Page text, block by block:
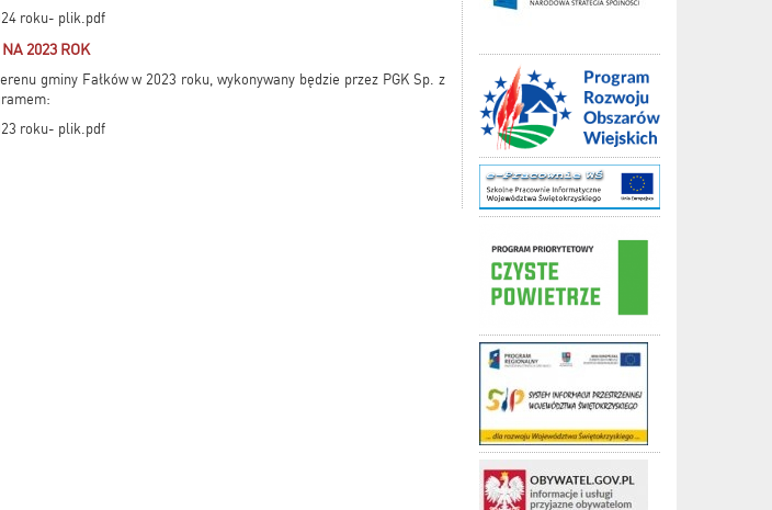
roku- plik.pdf
2023 ROK
gminy Fałków w 2023 roku, wykonywany będzie przez PGK Sp. z
roku- plik.pdf